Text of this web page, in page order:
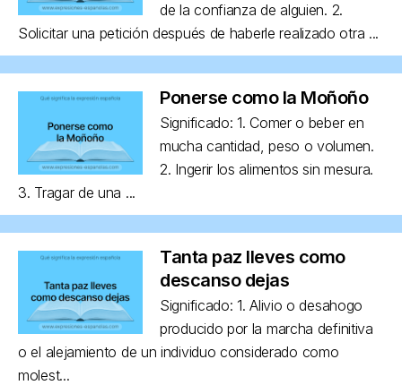
de la confianza de alguien. 2.
Solicitar una petición después de haberle realizado otra ...
Ponerse como la Moñoño
Significado: 1. Comer o beber en
mucha cantidad, peso o volumen.
2. Ingerir los alimentos sin mesura.
3. Tragar de una ...
Tanta paz lleves como
descanso dejas
Significado: 1. Alivio o desahogo
producido por la marcha definitiva
o el alejamiento de un individuo considerado como
molest...